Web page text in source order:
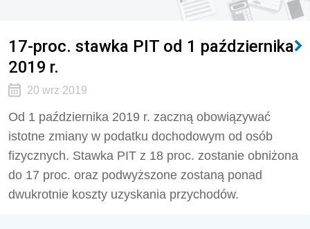
17-proc. stawka PIT od 1 października
2019 r.
20 wrz 2019
Od 1 października 2019 r. zaczną obowiązywać
istotne zmiany w podatku dochodowym od osób
fizycznych. Stawka PIT z 18 proc. zostanie obniżona
do 17 proc. oraz podwyższone zostaną ponad
dwukrotnie koszty uzyskania przychodów.